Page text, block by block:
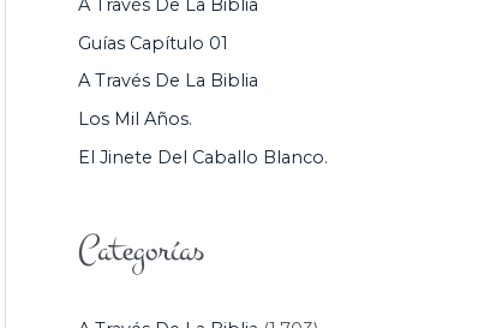
R
:
A Través De La Biblia
Guías Capítulo 01
A Través De La Biblia
Los Mil Años.
El Jinete Del Caballo Blanco.
Categorías